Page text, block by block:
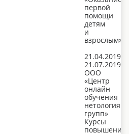
первой
помощи
детям
и
взрослым»
21.04.2019-
21.07.2019,
ООО
«Центр
онлайн
обучения
нетология
групп»
Курсы
повышения